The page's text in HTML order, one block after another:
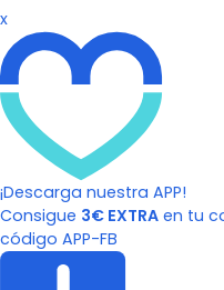
x
¡Descarga nuestra APP!
Consigue 3€ EXTRA en tu
código APP-FB